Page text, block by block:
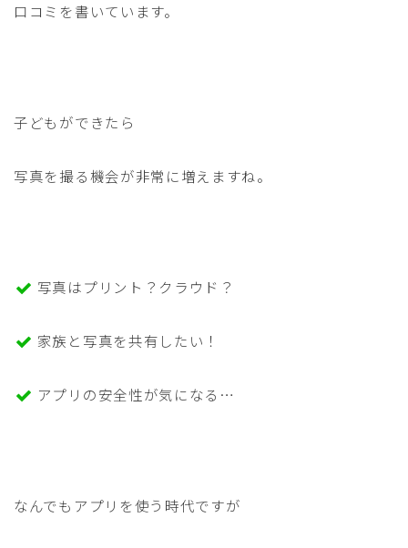
口コミを書いています。
子どもができたら
写真を撮る機会が非常に増えますね。
写真はプリント？クラウド？
家族と写真を共有したい！
アプリの安全性が気になる…
なんでもアプリを使う時代ですが